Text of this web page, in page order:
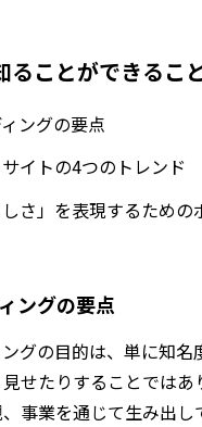
ることができるこ
ングの要点
イトの4つのトレンド
さ」を表現するための
ングの要点
グの目的は、単に知名
せたりすることではあ
事業を通じて生み出し